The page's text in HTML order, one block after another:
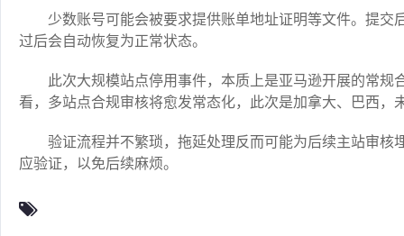
少数账号可能会被要求提供账单地址证明等文件。提交
过后会自动恢复为正常状态。
此次大规模站点停用事件，本质上是亚马逊开展的常
看，多站点合规审核将愈发常态化，此次是加拿大、巴西，
验证流程并不繁琐，拖延处理反而可能为后续主站审
应验证，以免后续麻烦。